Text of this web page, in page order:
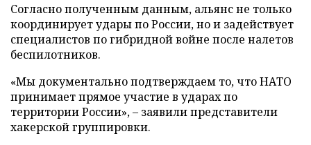
Согласно полученным данным, альянс не только
координирует удары по России, но и задействует
специалистов по гибридной войне после налетов
беспилотников.
«Мы документально подтверждаем то, что НАТО
принимает прямое участие в ударах по
территории России», – заявили представители
хакерской группировки.